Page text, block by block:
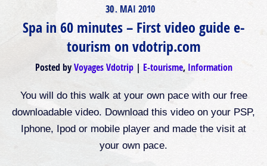
30. MAI 2010
Spa in 60 minutes – First video guide e-
tourism on vdotrip.com
Posted byVoyages Vdotrip E-tourisme, Information
You will do this walk at your own pace with our free
downloadable video. Download this video on your PSP,
Iphone, Ipod or mobile player and made the visit at
your own pace.